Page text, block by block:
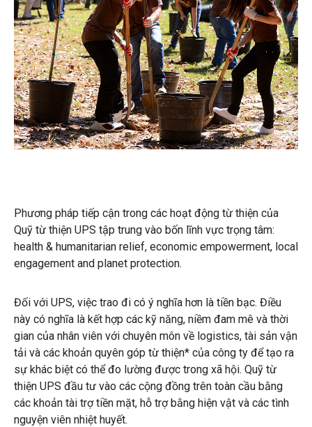
Phương pháp tiếp cận trong các hoạt động từ thiện của
Quỹ từ thiện UPS tập trung vào bốn lĩnh vực trọng tâm:
health & humanitarian relief, economic empowerment, local
engagement and planet protection.
Đối với UPS, việc trao đi có ý nghĩa hơn là tiền bạc. Điều
này có nghĩa là kết hợp các kỹ năng, niềm đam mê và thời
gian của nhân viên với chuyên môn về logistics, tài sản vận
tải và các khoản quyên góp từ thiện* của công ty để tạo ra
sự khác biệt có thể đo lường được trong xã hội. Quỹ từ
thiện UPS đầu tư vào các cộng đồng trên toàn cầu bằng
các khoản tài trợ tiền mặt, hỗ trợ bằng hiện vật và các tình
nguyện viên nhiệt huyết.